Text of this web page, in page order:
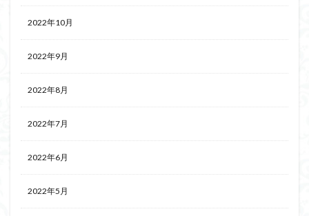
2022年10月
2022年9月
2022年8月
2022年7月
2022年6月
2022年5月